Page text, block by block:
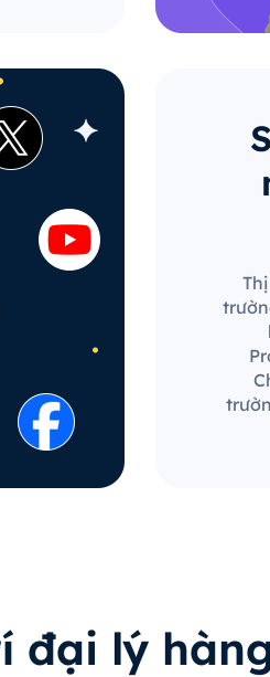
đại lý